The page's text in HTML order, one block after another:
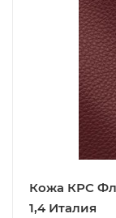
Кожа КРС
1,4 Италия